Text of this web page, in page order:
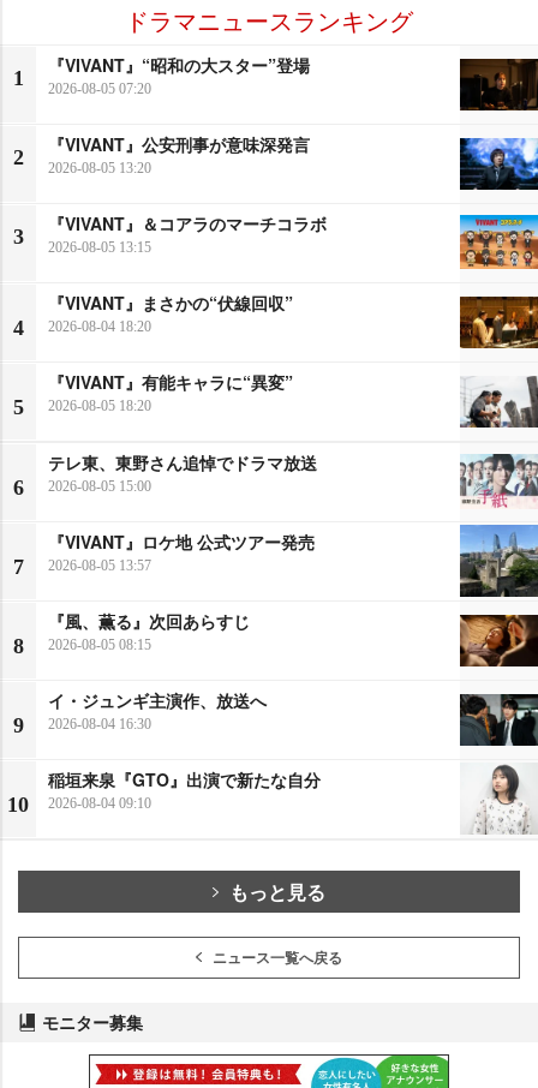
ドラマニュースランキング
1
『VIVANT』“昭和の大スター”登場
2026-08-05 07:20
2
『VIVANT』公安刑事が意味深発言
2026-08-05 13:20
3
『VIVANT』＆コアラのマーチコラボ
2026-08-05 13:15
4
『VIVANT』まさかの“伏線回収”
2026-08-04 18:20
5
『VIVANT』有能キャラに“異変”
2026-08-05 18:20
6
テレ東、東野さん追悼でドラマ放送
2026-08-05 15:00
7
『VIVANT』ロケ地 公式ツアー発売
2026-08-05 13:57
8
『風、薫る』次回あらすじ
2026-08-05 08:15
9
イ・ジュンギ主演作、放送へ
2026-08-04 16:30
10
稲垣来泉『GTO』出演で新たな自分
2026-08-04 09:10
もっと見る
ニュース一覧へ戻る
モニター募集